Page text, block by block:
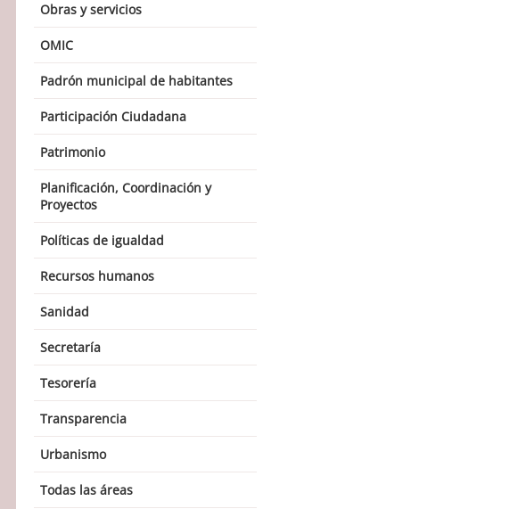
Obras y servicios
OMIC
Padrón municipal de habitantes
Participación Ciudadana
Patrimonio
Planificación, Coordinación y
Proyectos
Políticas de igualdad
Recursos humanos
Sanidad
Secretaría
Tesorería
Transparencia
Urbanismo
Todas las áreas